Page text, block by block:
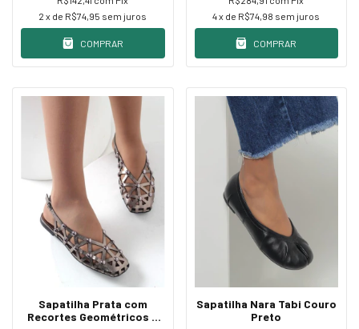
2 x de R$74,95 sem juros
COMPRAR
4x de R$74,98 sem juros
COMPRAR
Sapatilha Prata com
Recortes Geométricos e
Sapatilha Nara Tabi Couro
Preto